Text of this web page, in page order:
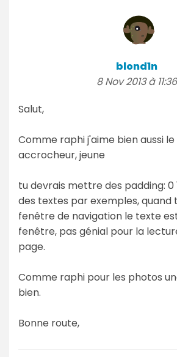
blond1n
8 Nov 2013 à 11:36
Salut,
Comme raphi j'aime bien aussi le
accrocheur, jeune
tu devrais mettre des padding: 0
des textes par exemples, quand
fenêtre de navigation le texte
fenêtre, pas génial pour la
page.
Comme raphi pour les photos
bien.
Bonne route,